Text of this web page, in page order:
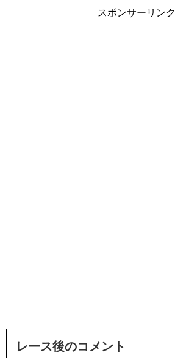
スポンサーリンク
レース後のコメント